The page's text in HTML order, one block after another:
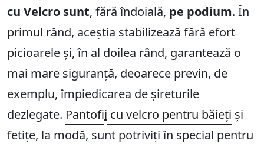
cu Velcro sunt, fără îndoială, pe podium. În
primul rând, aceștia stabilizează fără efort
picioarele și, în al doilea rând, garantează o
mai mare siguranță, deoarece previn, de
exemplu, împiedicarea de șireturile
dezlegate. Pantofii cu velcro pentru băieți și
fetițe, la modă, sunt potriviți în special pentru